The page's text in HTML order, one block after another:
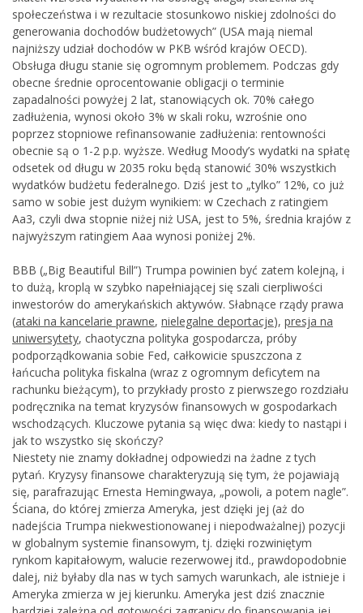
społeczeństwa i w rezultacie stosunkowo niskiej zdolności do
generowania dochodów budżetowych” (USA mają niemal
najniższy udział dochodów w PKB wśród krajów OECD).
Obsługa długu stanie się ogromnym problemem. Podczas gdy
obecne średnie oprocentowanie obligacji o terminie
zapadalności powyżej 2 lat, stanowiących ok. 70% całego
zadłużenia, wynosi około 3% w skali roku, wzrośnie ono
poprzez stopniowe refinansowanie zadłużenia: rentowności
obecnie są o 1-2 p.p. wyższe. Według Moody’s wydatki na spłatę
odsetek od długu w 2035 roku będą stanowić 30% wszystkich
wydatków budżetu federalnego. Dziś jest to „tylko” 12%, co już
samo w sobie jest dużym wynikiem: w Czechach z ratingiem
Aa3, czyli dwa stopnie niżej niż USA, jest to 5%, średnia krajów z
najwyższym ratingiem Aaa wynosi poniżej 2%.
BBB („Big Beautiful Bill”) Trumpa powinien być zatem kolejną, i
to dużą, kroplą w szybko napełniającej się szali cierpliwości
inwestorów do amerykańskich aktywów. Słabnące rządy prawa
(ataki na kancelarie prawne, nielegalne deportacje), presja na
uniwersytety, chaotyczna polityka gospodarcza, próby
podporządkowania sobie Fed, całkowicie spuszczona z
łańcucha polityka fiskalna (wraz z ogromnym deficytem na
rachunku bieżącym), to przykłady prosto z pierwszego rozdziału
podręcznika na temat kryzysów finansowych w gospodarkach
wschodzących. Kluczowe pytania są więc dwa: kiedy to nastąpi i
jak to wszystko się skończy?
Niestety nie znamy dokładnej odpowiedzi na żadne z tych
pytań. Kryzysy finansowe charakteryzują się tym, że pojawiają
się, parafrazując Ernesta Hemingwaya, „powoli, a potem nagle”.
Ściana, do której zmierza Ameryka, jest dzięki jej (aż do
nadejścia Trumpa niekwestionowanej i niepodważalnej) pozycji
w globalnym systemie finansowym, tj. dzięki rozwiniętym
rynkom kapitałowym, walucie rezerwowej itd., prawdopodobnie
dalej, niż byłaby dla nas w tych samych warunkach, ale istnieje i
Ameryka zmierza w jej kierunku. Ameryka jest dziś znacznie